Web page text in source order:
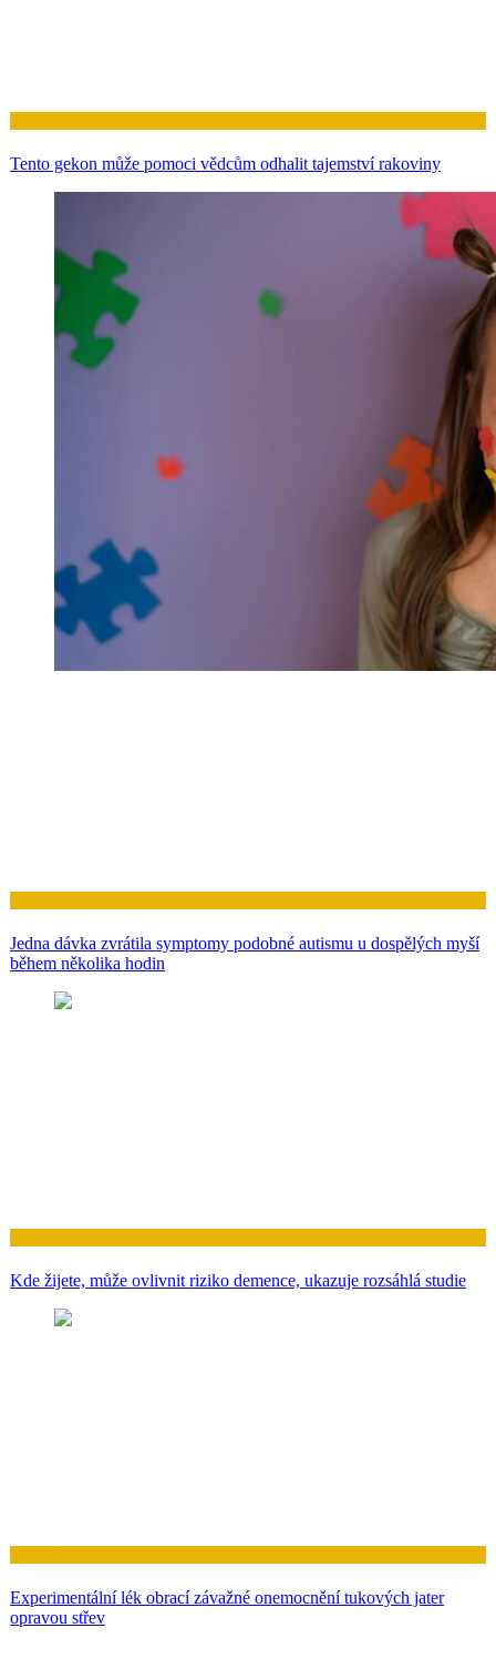
Tento gekon může pomoci vědcům odhalit tajemství rakoviny
Jedna dávka zvrátila symptomy podobné autismu u dospělých myší
během několika hodin
Kde žijete, může ovlivnit riziko demence, ukazuje rozsáhlá studie
Experimentální lék obrací závažné onemocnění tukových jater
opravou střev